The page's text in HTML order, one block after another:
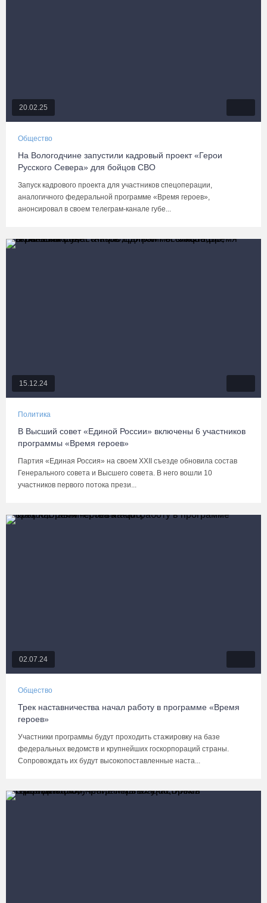
20.02.25
Общество
На Вологодчине запустили кадровый проект «Герои
Русского Севера» для бойцов СВО
Запуск кадрового проекта для участников спецоперации,
аналогичного федеральной программе «Время героев»,
анонсировал в своем телеграм-канале губе...
15.12.24
Политика
В Высший совет «Единой России» включены 6 участников
программы «Время героев»
Партия «Единая Россия» на своем XXII съезде обновила состав
Генерального совета и Высшего совета. В него вошли 10
участников первого потока прези...
02.07.24
Общество
Трек наставничества начал работу в программе «Время
героев»
Участники программы будут проходить стажировку на базе
федеральных ведомств и крупнейших госкорпораций страны.
Сопровождать их будут высокопоставленные наста...